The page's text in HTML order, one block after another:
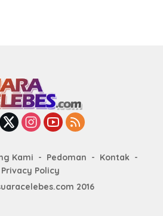
Kami Pedoman
Kontak
Privacy Policy
2016